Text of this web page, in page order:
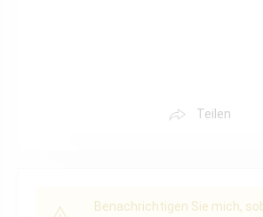
Teilen
Benachrichtigen Sie mich,